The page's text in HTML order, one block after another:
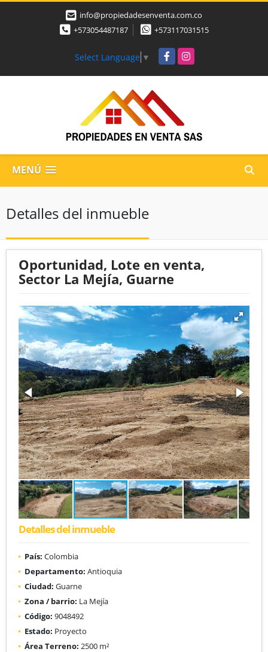
info@propiedadesenventa.com.co
+573054487187
+573117031515
Select Language ▼ FacebookInstagram
MENÚ
Detalles del inmueble
Oportunidad, Lote en venta,
Sector La Mejía, Guarne
Detalles del inmueble
País: Colombia
Departamento: Antioquia
Ciudad: Guarne
Zona / barrio: La Mejía
Código: 9048492
Estado: Proyecto
Área Terreno: 2500 m²